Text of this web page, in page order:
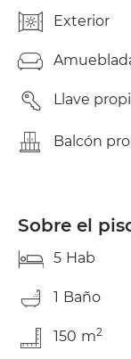
Exterior
Llave
Balcón
Sobre el
5 Hab
1 Baño
150 m2